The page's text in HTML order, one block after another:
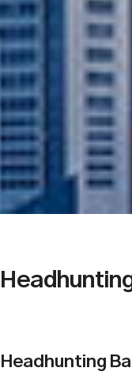
Headhunting